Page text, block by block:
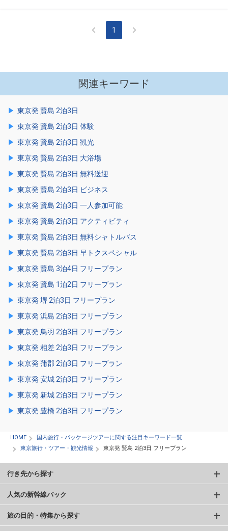
1
関連キーワード
東京発 賢島 2泊3日
東京発 賢島 2泊3日 体験
東京発 賢島 2泊3日 観光
東京発 賢島 2泊3日 大浴場
東京発 賢島 2泊3日 無料送迎
東京発 賢島 2泊3日 ビジネス
東京発 賢島 2泊3日 一人参加可能
東京発 賢島 2泊3日 アクティビティ
東京発 賢島 2泊3日 無料シャトルバス
東京発 賢島 2泊3日 早トクスペシャル
東京発 賢島 3泊4日 フリープラン
東京発 賢島 1泊2日 フリープラン
東京発 堺 2泊3日 フリープラン
東京発 浜島 2泊3日 フリープラン
東京発 鳥羽 2泊3日 フリープラン
東京発 相差 2泊3日 フリープラン
東京発 蒲郡 2泊3日 フリープラン
東京発 安城 2泊3日 フリープラン
東京発 新城 2泊3日 フリープラン
東京発 豊橋 2泊3日 フリープラン
HOME
国内旅行・パッケージツアーに関する注目キーワード一覧
東京旅行・ツアー・観光情報
東京発 賢島 2泊3日 フリープラン
行き先から探す
人気の新幹線パック
旅の目的・特集から探す